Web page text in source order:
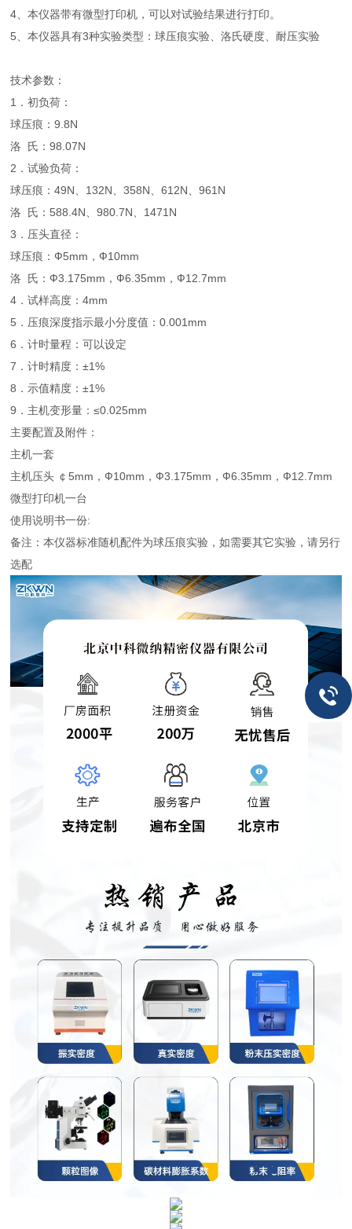
4、本仪器带有微型打印机，可以对试验结果进行打印。
5、本仪器具有3种实验类型：球压痕实验、洛氏硬度、耐压实验
技术参数：
1．初负荷：
球压痕：9.8N
洛 氏：98.07N
2．试验负荷：
球压痕：49N、132N、358N、612N、961N
洛 氏：588.4N、980.7N、1471N
3．压头直径：
球压痕：Ф5mm，Ф10mm
洛 氏：Ф3.175mm，Ф6.35mm，Ф12.7mm
4．试样高度：4mm
5．压痕深度指示最小分度值：0.001mm
6．计时量程：可以设定
7．计时精度：±1%
8．示值精度：±1%
9．主机变形量：≤0.025mm
主要配置及附件：
主机一套
主机压头 ￠5mm，Ф10mm，Ф3.175mm，Ф6.35mm，Ф12.7mm
微型打印机一台
使用说明书一份:
备注：本仪器标准随机配件为球压痕实验，如需要其它实验，请另行
选配